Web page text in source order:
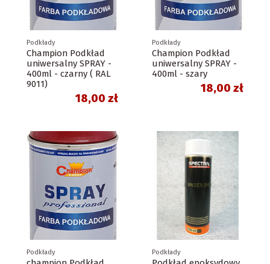
Podkłady
Champion Podkład
uniwersalny SPRAY -
400ml - czarny ( RAL
9011)
18,00 zł
Podkłady
Champion Podkład
uniwersalny SPRAY -
400ml - szary
18,00 zł
Podkłady Podkłady